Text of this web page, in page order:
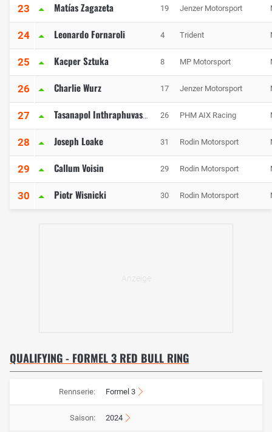
23 Matías Zagazeta 19 Jenzer Motorsport
24 Leonardo Fornaroli 4 Trident
25 Kacper Sztuka 8 MP Motorsport
26 Charlie Wurz 17 Jenzer Motorsport
27 Tasanapol Inthraphuvasak 26 PHM AIX Racing
28 Joseph Loake 31 Rodin Motorsport
29 Callum Voisin 29 Rodin Motorsport
30 Piotr Wisnicki 30 Rodin Motorsport
QUALIFYING - FORMEL 3 RED BULL RING
Rennserie: Formel 3
Saison: 2024